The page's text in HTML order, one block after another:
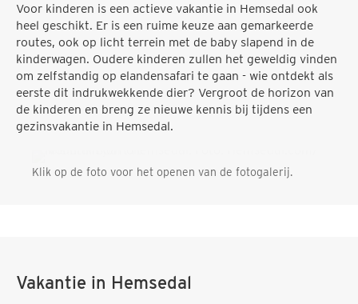
Voor kinderen is een actieve vakantie in Hemsedal ook
heel geschikt. Er is een ruime keuze aan gemarkeerde
routes, ook op licht terrein met de baby slapend in de
kinderwagen. Oudere kinderen zullen het geweldig vinden
om zelfstandig op elandensafari te gaan - wie ontdekt als
eerste dit indrukwekkende dier? Vergroot de horizon van
de kinderen en breng ze nieuwe kennis bij tijdens een
gezinsvakantie in Hemsedal.
Klik op de foto voor het openen van de fotogalerij.
Vakantie in Hemsedal